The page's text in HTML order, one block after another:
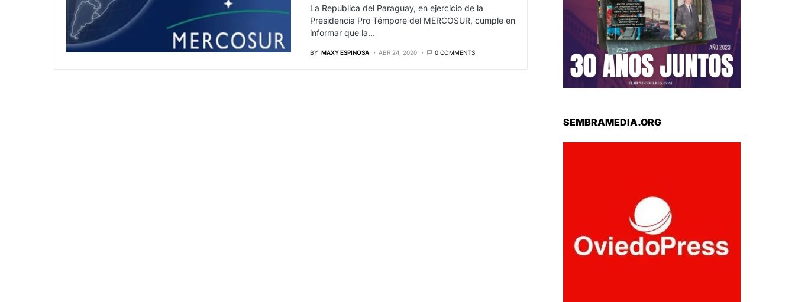
La República del Paraguay, en ejercicio de la
Presidencia Pro Témpore del MERCOSUR, cumple en
informar que la…
BY MAXY ESPINOSA ABR 24, 2020 0 COMMENTS
SEMBRAMEDIA.ORG